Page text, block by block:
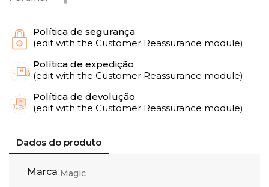
Política de segurança
(edit with the Customer Reassurance module)
Política de expedição
(edit with the Customer Reassurance module)
Política de devolução
(edit with the Customer Reassurance module)
Dados do produto
Marca Magic